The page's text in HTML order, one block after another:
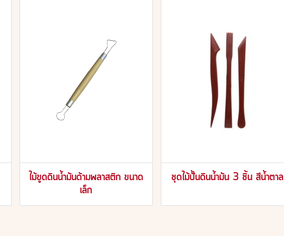
ไม้ขูดดินน้ำมันด้ามพลาสติก ขนาด
เล็ก
ชุดไม้ปั้นดินน้ำมัน 3 ชิ้น สีน้ำตาล